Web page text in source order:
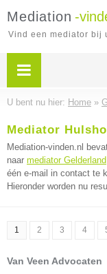
Mediation -
Vind een mediator bij
U bent nu hier: Home »
Mediator
Mediation-vinden.nl
naar mediator Gelderland
één e-mail in contact te
Hieronder worden nu
1 2 3 4
Van Veen Advocaten